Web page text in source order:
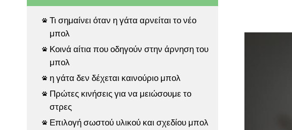
 Τι σημαίνει όταν η γάτα αρνείται το νέο
μπολ

Κοινά αίτια που οδηγούν στην άρνηση του
μπολ
 η γάτα δεν δέχεται καινούριο μπολ

Πρώτες κινήσεις για να μειώσουμε το
στρες
 Επιλογή σωστού υλικού και σχεδίου μπολ